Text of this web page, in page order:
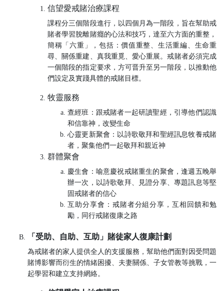
信望愛戒賭治療課程
課程分三個階段進行，以四個月為一階段，旨在幫助戒
賭者學習脫離賭癮的心法和技巧，達至六方面的重整，
簡稱「六重」，包括：價值重整、生活重編、生命重
尋、關係重建、真我重覓、愛心重展。戒賭者必須完成
一個階段的指定要求，方可晋升至另一階段，以推動他
們設定及實踐具體的戒賭目標。
牧靈服務
查經班：跟戒賭者一起研讀聖經，引導他們認識
和信靠神，改變生命
心靈更新聚會：以詩歌敬拜和聖經訊息牧養戒賭
者，聚集他們一起敬拜和親近神
群體聚會
慶生會：喻意慶祝戒賭重生的聚會，逢週五晚舉
辦一次，以詩歌敬拜、見證分享、專題訊息等堅
固戒賭者的信心
互助分享會：戒賭者分組分享，互相回饋和勉
勵，同行戒賭復康之路
「受助、自助、互助」賭徒家人復康計劃
為戒賭者的家人提供全人的支援服務，幫助他們面對因受問題
賭博影響而衍生的情緒困擾、夫妻關係、子女管教等挑戰，一
起學習和建立支持網絡。